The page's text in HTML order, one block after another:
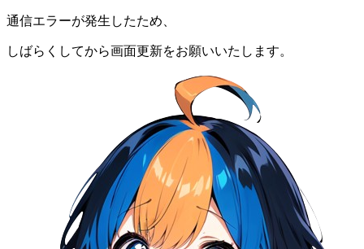
通信エラーが発生したため、
しばらくしてから画面更新をお願いいたします。